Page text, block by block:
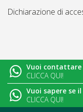
Dichiarazione di
© 2026Martini Centro
Vuoi
CLICCA QUI!
Vuoi sapere se
CLICCA QUI!